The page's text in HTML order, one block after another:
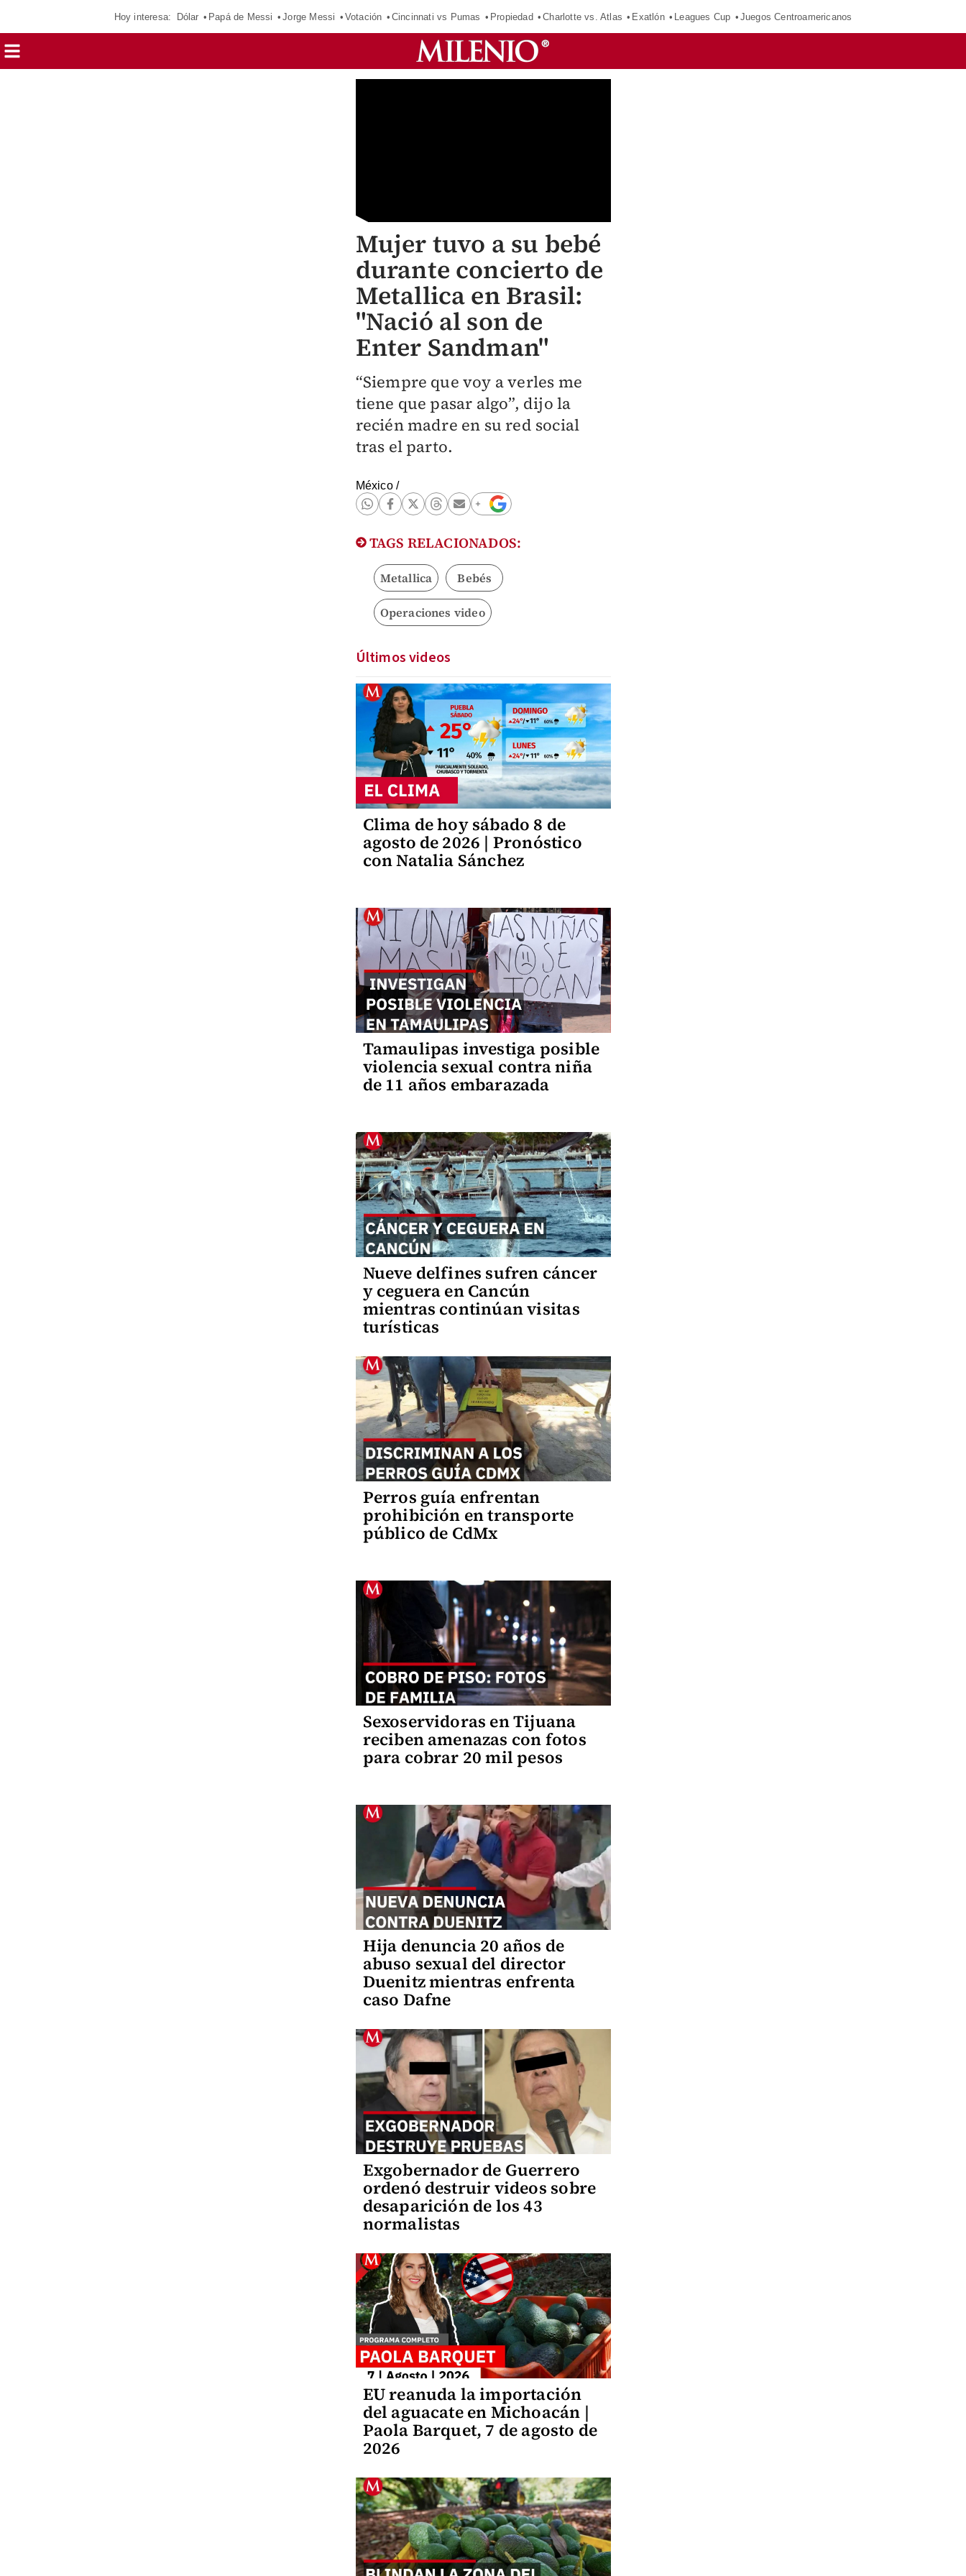
Hoy interesa: Dólar Papá de Messi Jorge Messi Votación Cincinnati vs Pumas Propiedad Charlotte vs. Atlas Exatlón Leagues Cup Juegos Centroamericanos
Mujer tuvo a su bebé
durante concierto de
Metallica en Brasil:
"Nació al son de
Enter Sandman"
“Siempre que voy a verles me
tiene que pasar algo”, dijo la
recién madre en su red social
tras el parto.
México/
TAGS RELACIONADOS:
Metallica Bebés
Operaciones video
Últimos videos
Clima de hoy sábado 8 de
agosto de 2026 | Pronóstico
con Natalia Sánchez
Tamaulipas investiga posible
violencia sexual contra niña
de 11 años embarazada
Nueve delfines sufren cáncer
y ceguera en Cancún
mientras continúan visitas
turísticas
Perros guía enfrentan
prohibición en transporte
público de CdMx
Sexoservidoras en Tijuana
reciben amenazas con fotos
para cobrar 20 mil pesos
Hija denuncia 20 años de
abuso sexual del director
Duenitz mientras enfrenta
caso Dafne
Exgobernador de Guerrero
ordenó destruir videos sobre
desaparición de los 43
normalistas
EU reanuda la importación
del aguacate en Michoacán |
Paola Barquet, 7 de agosto de
2026